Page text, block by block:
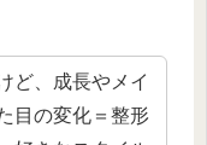
ど、成長やメイ
目の変化＝整形